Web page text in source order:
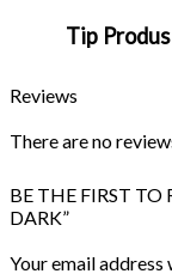
Tip Produs
Reviews
There are no
BE THE FIRST TO
DARK”
Your email